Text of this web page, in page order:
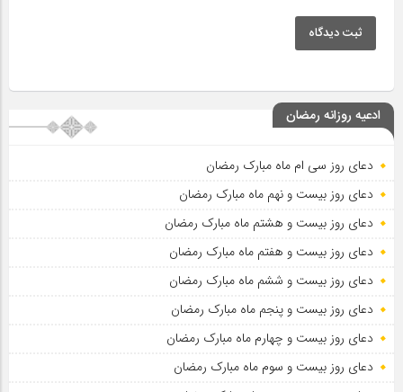
ثبت دیدگاه
ادعیه روزانه رمضان
دعای روز سی ام ماه مبارک رمضان
دعای روز بیست و نهم ماه مبارک رمضان
دعای روز بیست و هشتم ماه مبارک رمضان
دعای روز بیست و هفتم ماه مبارک رمضان
دعای روز بیست و ششم ماه مبارک رمضان
دعای روز بیست و پنجم ماه مبارک رمضان
دعای روز بیست و چهارم ماه مبارک رمضان
دعای روز بیست و سوم ماه مبارک رمضان